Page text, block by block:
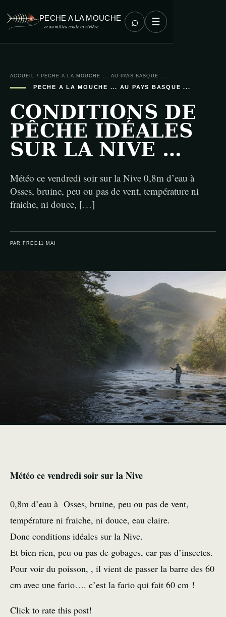
PECHE A LA MOUCHE
… et au milieu coule ta rivière … ⌕ ☰
ACCUEIL / PECHE A LA MOUCHE ... AU PAYS BASQUE ...
PECHE A LA MOUCHE ... AU PAYS BASQUE ...
CONDITIONS DE
PÊCHE IDÉALES
SUR LA NIVE …
Météo ce vendredi soir sur la Nive 0,8m d’eau à
Osses, bruine, peu ou pas de vent, température ni
fraiche, ni douce, […]
PAR FRED 11 MAI
Météo ce vendredi soir sur la Nive
0,8m d’eau à Osses, bruine, peu ou pas de vent,
température ni fraiche, ni douce, eau claire.
Donc conditions idéales sur la Nive.
Et bien rien, peu ou pas de gobages, car pas d’insectes.
Pour voir du poisson, , il vient de passer la barre des 60
cm avec une fario…. c’est la fario qui fait 60 cm !
Click to rate this post!